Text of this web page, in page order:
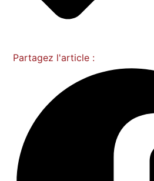
Partagez l'article :